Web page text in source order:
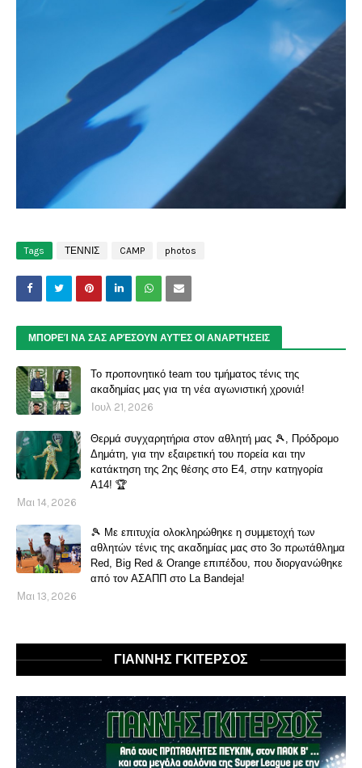
Tags ΤΕΝΝΙΣ CAMP photos
ΜΠΟΡΕΊ ΝΑ ΣΑΣ ΑΡΈΣΟΥΝ ΑΥΤΈΣ ΟΙ ΑΝΑΡΤΉΣΕΙΣ
Το προπονητικό team του τμήματος τένις της
ακαδημίας μας για τη νέα αγωνιστική χρονιά!
Ιουλ 21, 2026
Θερμά συγχαρητήρια στον αθλητή μας 🎾, Πρόδρομο
Δημάτη, για την εξαιρετική του πορεία και την
κατάκτηση της 2ης θέσης στο Ε4, στην κατηγορία
Α14! 🏆
Μαι 14, 2026
🎾 Με επιτυχία ολοκληρώθηκε η συμμετοχή των
αθλητών τένις της ακαδημίας μας στο 3ο πρωτάθλημα
Red, Big Red & Orange επιπέδου, που διοργανώθηκε
από τον ΑΣΑΠΠ στο La Bandeja!
Μαι 13, 2026
ΓΙΑΝΝΗΣ ΓΚΙΤΕΡΣΟΣ